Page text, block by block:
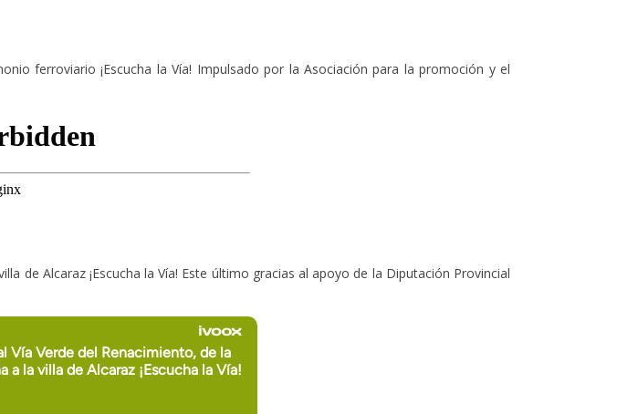
ferroviario ¡Escucha la Vía! Impulsado por la Asociación para la promoción y el
de Alcaraz ¡Escucha la Vía! Este último gracias al apoyo de la Diputación Provincial